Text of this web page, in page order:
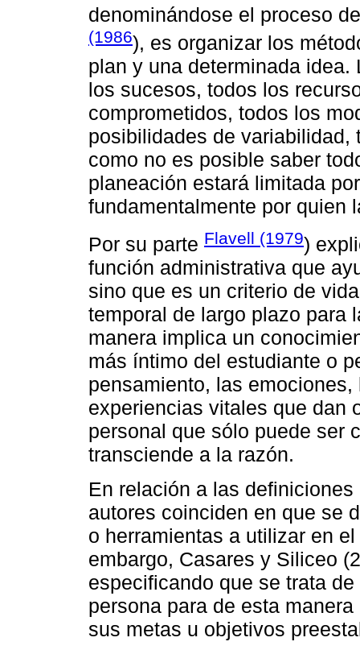
denominándose el proceso
(1986), es organizar los
plan y una determinada
los sucesos, todos los
comprometidos, todos los
posibilidades de
como no es posible saber
planeación estará limitada
fundamentalmente por quien
Por su parte Flavell (1979)
función administrativa que
sino que es un criterio de
temporal de largo plazo para
manera implica un
más íntimo del estudiante o
pensamiento, las
experiencias vitales que dan
personal que sólo puede ser
transciende a la razón.
En relación a las
autores coinciden en que se
o herramientas a utilizar en
embargo, Casares y Siliceo
especificando que se trata
persona para de esta
sus metas u objetivos